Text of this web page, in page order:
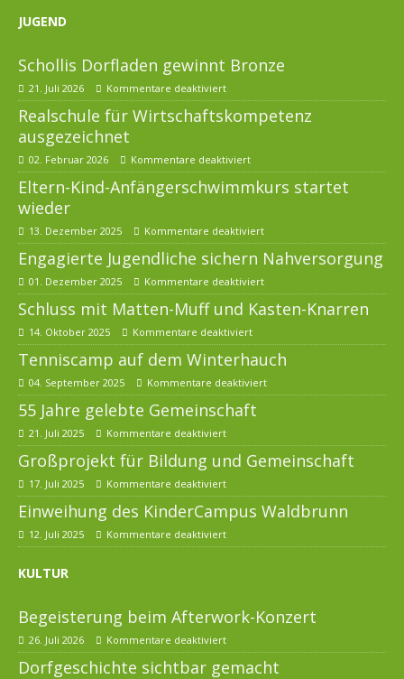
JUGEND
Schollis Dorfladen gewinnt Bronze
21. Juli 2026 Kommentare deaktiviert
Realschule für Wirtschaftskompetenz
ausgezeichnet
02. Februar 2026 Kommentare deaktiviert
Eltern-Kind-Anfängerschwimmkurs startet
wieder
13. Dezember 2025 Kommentare deaktiviert
Engagierte Jugendliche sichern Nahversorgung
01. Dezember 2025 Kommentare deaktiviert
Schluss mit Matten-Muff und Kasten-Knarren
14. Oktober 2025 Kommentare deaktiviert
Tenniscamp auf dem Winterhauch
04. September 2025 Kommentare deaktiviert
55 Jahre gelebte Gemeinschaft
21. Juli 2025 Kommentare deaktiviert
Großprojekt für Bildung und Gemeinschaft
17. Juli 2025 Kommentare deaktiviert
Einweihung des KinderCampus Waldbrunn
12. Juli 2025 Kommentare deaktiviert
KULTUR
Begeisterung beim Afterwork-Konzert
26. Juli 2026 Kommentare deaktiviert
Dorfgeschichte sichtbar gemacht